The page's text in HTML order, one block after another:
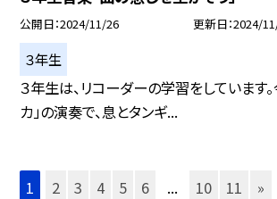
公開日 2024/11/26 更新日 2024/
３年生
３年生は、リコーダーの学習をしています
カ」の演奏で、息とタンギ...
1 2 3 4 5 6 ... 10 11 »